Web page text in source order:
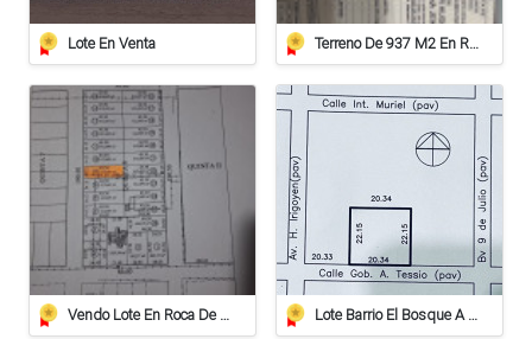
Lote En Venta Terreno De 937 M2 En Roca
Vendo Lote En Roca De 612 Mts/2º Lote Barrio El Bosque A 20 Metros De Av. Irigoyen